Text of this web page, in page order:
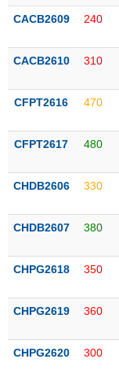
Không
ký
quỹ
Danh
mục
phiếu
chi
Tổng
Giao
Tài
Phân
CACB2609 240
CACB2610 310
CFPT2616 470
CFPT2617 480
CHDB2606 330
CHDB2607 380
CHPG2618 350
CHPG2619 360
CHPG2620 300
XUẤT
LIỆU
TIN
SECTOR